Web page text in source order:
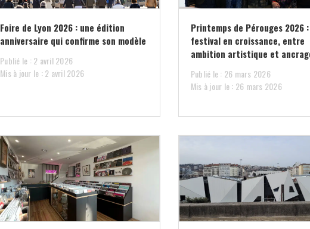
Foire de Lyon 2026 : une édition
anniversaire qui confirme son modèle
Publié le : 2 avril 2026
Mis à jour le : 2 avril 2026
Printemps de Pérouges 2026
festival en croissance, entre
ambition artistique et
Publié le : 26 mars 2026
Mis à jour le : 26 mars 2026